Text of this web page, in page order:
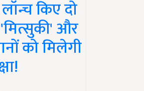
किए दो
और
को मिलेगी